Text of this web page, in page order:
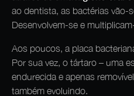
ao dentista, as bactérias vão-
Desenvolvem-se e
Aos poucos, a placa
Por sua vez, o tártaro – uma
endurecida e apenas
também evoluindo.